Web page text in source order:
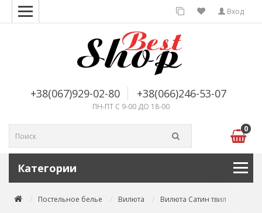
Вход
+38(067)929-02-80 +38(066)246-53-07
ПН-ПТ С 9-00 ДО 18-00
0
Категории
Постельное белье Вилюта Вилюта Сатин твил